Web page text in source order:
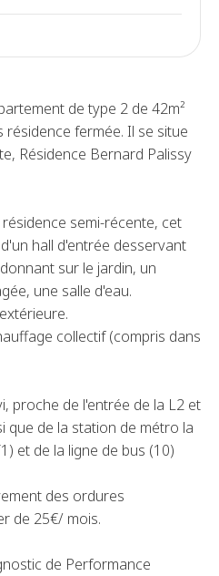
de type 2 de 42m²
fermée. Il se situe
Résidence Bernard Palissy
semi-récente, cet
hall d'entrée desservant
sur le jardin, un
une salle d'eau.
collectif (compris dans
proche de l'entrée de la L2 et
que de la station de métro la
et de la ligne de bus (10)
des ordures
de 25€/ mois.
de Performance